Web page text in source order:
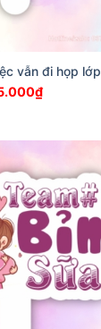
vẫn đi họp lớp
₫